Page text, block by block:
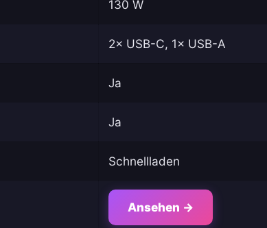
130 W
2× USB-C, 1× USB-A
Ja
Ja
Schnellladen
Ansehen →